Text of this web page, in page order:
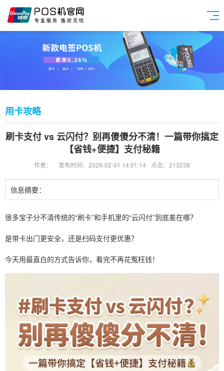
用卡攻略
刷卡支付 vs 云闪付？别再傻傻分不清！一篇带你搞定
【省钱+便捷】支付秘籍
作者： 发布时间：2026-02-01 14:01:14 点击：213238
信息摘要：
很多宝子分不清传统的“刷卡”和手机里的“云闪付”到底差在哪？
是带卡出门更安全，还是扫码支付更优惠？
今天用最直白的方式告诉你，看完不再花冤枉钱！